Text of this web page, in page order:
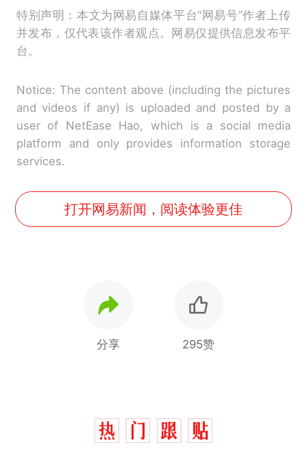
特别声明：本文为网易自媒体平台“网易号”作者上传
并发布，仅代表该作者观点。网易仅提供信息发布平
台。
Notice: The content above (including the pictures
and videos if any) is uploaded and posted by a
user of NetEase Hao, which is a social media
platform and only provides information storage
services.
打开网易新闻，阅读体验更佳
分享 295赞